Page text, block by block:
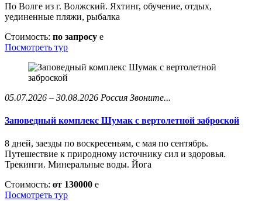
По Волге из г. Волжский. Яхтинг, обучение, отдых,
уединенные пляжи, рыбалка
Стоимость: по запросу e
Посмотреть тур
05.07.2026 – 30.08.2026 Россия Звоните...
Заповедный комплекс Шумак с вертолетной заброской
8 дней, заезды по воскресеньям, с мая по сентябрь.
Путешествие к природному источнику сил и здоровья.
Трекинги. Минеральные воды. Йога
Стоимость: от 130000 e
Посмотреть тур